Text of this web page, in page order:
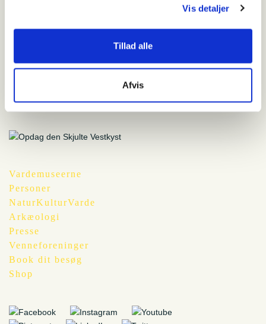
Vis detaljer
Tillad alle
Afvis
2. august 2016
Nymindegab Museum
Vardemuseerne
Personer
NaturKulturVarde
Arkæologi
Presse
Venneforeninger
Book dit besøg
Shop